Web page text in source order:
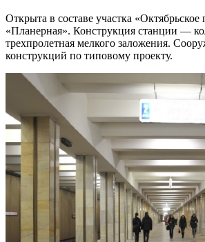
Открыта в составе участка
«Планерная». Конструкция станции —
трехпролетная мелкого заложения.
конструкций по типовому проекту.